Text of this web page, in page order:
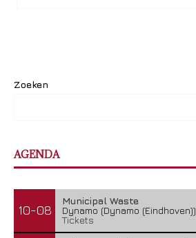
Zoeken
AGENDA
10-08
Municipal Waste
Dynamo (Dynamo (Eindhoven))
Tickets